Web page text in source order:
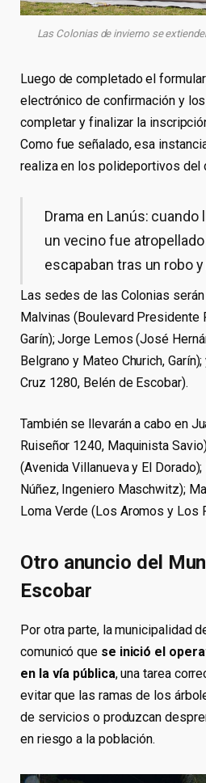
Las Colonias de invierno se
Luego de completado el
electrónico de confirmación y
completar y finalizar la
Como fue señalado, esa
realiza en los polideportivos del
Drama en Lanús: cuando
un vecino fue
escapaban tras un robo
Las sedes de las Colonias
Malvinas (Boulevard Presidente
Garín); Jorge Lemos (José
Belgrano y Mateo Churich,
Cruz 1280, Belén de Escobar).
También se llevarán a cabo en
Ruiseñor 1240, Maquinista
(Avenida Villanueva y El
Núñez, Ingeniero Maschwitz);
Loma Verde (Los Aromos y Los
Otro anuncio del
Escobar
Por otra parte, la municipalidad
comunicó que se inició el
en la vía pública, una tarea
evitar que las ramas de los
de servicios o produzcan
en riesgo a la población.